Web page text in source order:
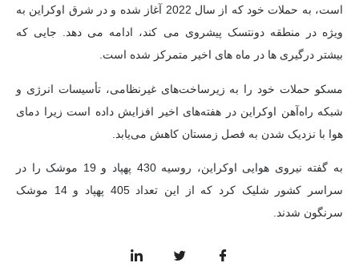
است، به حملات خود که از سال 2022 آغاز شده و در شرق اوکراین به
ویژه در منطقه دونتسک پیشروی می کند، ادامه می دهد. جایی که
بیشتر درگیری ها در ماه های اخیر متمرکز شده است.
مسکو حملات خود را به زیرساخت‌های غیرنظامی، تأسیسات انرژی و
شبکه راه‌آهن اوکراین در هفته‌های اخیر افزایش داده است زیرا دمای
هوا با نزدیک شدن به فصل زمستان کاهش می‌یابد.
به گفته نیروی هوایی اوکراین، روسیه 430 پهپاد و 19 موشک را در
سراسر کشور شلیک کرد که از این تعداد 405 پهپاد و 14 موشک
سرنگون شدند.